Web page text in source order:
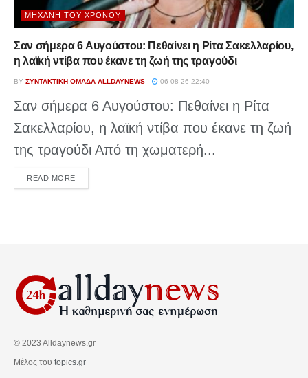
ΜΗΧΑΝΉ ΤΟΥ ΧΡΌΝΟΥ
Σαν σήμερα 6 Αυγούστου: Πεθαίνει η Ρίτα Σακελλαρίου,
η λαϊκή ντίβα που έκανε τη ζωή της τραγούδι
BY ΣΥΝΤΑΚΤΙΚΉ ΟΜΆΔΑ ALLDAYNEWS 06-08-26 22:40
Σαν σήμερα 6 Αυγούστου: Πεθαίνει η Ρίτα
Σακελλαρίου, η λαϊκή ντίβα που έκανε τη ζωή
της τραγούδι Από τη χωματερή...
READ MOREDETAILS
© 2023 Alldaynews.gr
Μέλος του topics.gr